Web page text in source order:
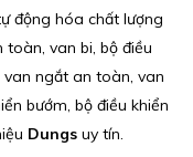
động hóa chất lượng
van bi, bộ điều
van ngắt an toàn, van
bướm, bộ điều khiển
Dungsuy tín.